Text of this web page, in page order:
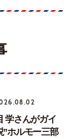
学さんがガイ
”ホルモー三部